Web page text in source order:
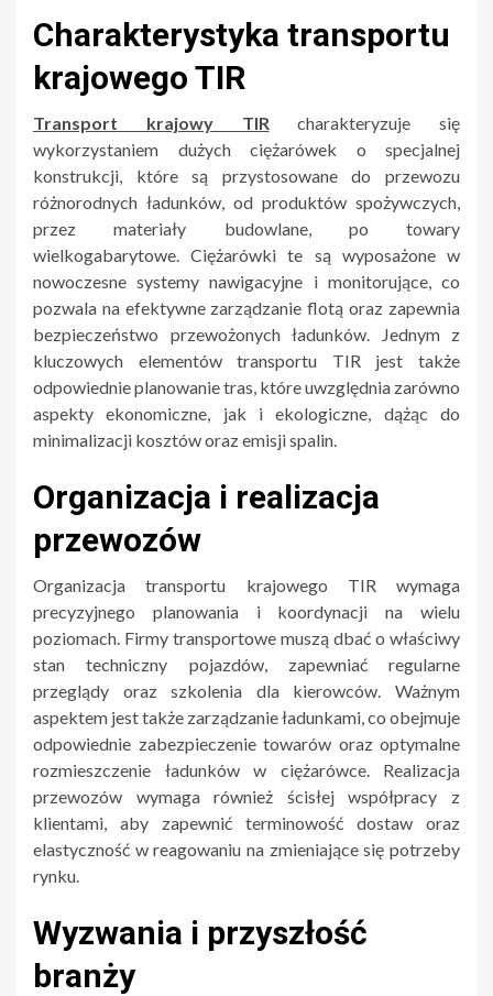
Charakterystyka transportu
krajowego TIR
Transport krajowy TIR
charakteryzuje się
wykorzystaniem dużych ciężarówek o specjalnej
konstrukcji, które są przystosowane do przewozu
różnorodnych ładunków, od produktów spożywczych,
przez materiały budowlane, po towary
wielkogabarytowe. Ciężarówki te są wyposażone w
nowoczesne systemy nawigacyjne i monitorujące, co
pozwala na efektywne zarządzanie flotą oraz zapewnia
bezpieczeństwo przewożonych ładunków. Jednym z
kluczowych elementów transportu TIR jest także
odpowiednie planowanie tras, które uwzględnia zarówno
aspekty ekonomiczne, jak i ekologiczne, dążąc do
minimalizacji kosztów oraz emisji spalin.
Organizacja i realizacja
przewozów
Organizacja transportu krajowego TIR wymaga
precyzyjnego planowania i koordynacji na wielu
poziomach. Firmy transportowe muszą dbać o właściwy
stan techniczny pojazdów, zapewniać regularne
przeglądy oraz szkolenia dla kierowców. Ważnym
aspektem jest także zarządzanie ładunkami, co obejmuje
odpowiednie zabezpieczenie towarów oraz optymalne
rozmieszczenie ładunków w ciężarówce. Realizacja
przewozów wymaga również ścisłej współpracy z
klientami, aby zapewnić terminowość dostaw oraz
elastyczność w reagowaniu na zmieniające się potrzeby
rynku.
Wyzwania i przyszłość
branży